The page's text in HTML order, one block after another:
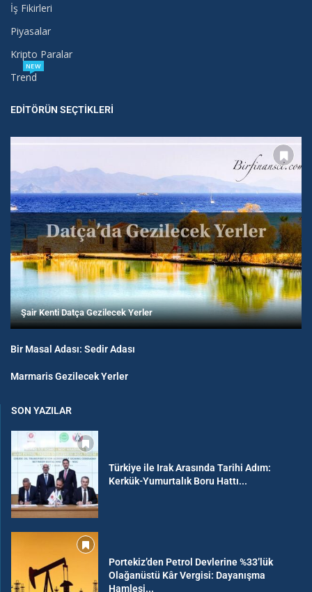
İş Fikirleri
Piyasalar
Kripto Paralar
Trend
NEW
EDITÖRÜN SEÇTIKLERI
Şair Kenti Datça Gezilecek Yerler
Bir Masal Adası: Sedir Adası
Marmaris Gezilecek Yerler
SON YAZILAR
Türkiye ile Irak Arasında Tarihi Adım:
Kerkük-Yumurtalık Boru Hattı...
Portekiz’den Petrol Devlerine %33’lük
Olağanüstü Kâr Vergisi: Dayanışma
Hamlesi...